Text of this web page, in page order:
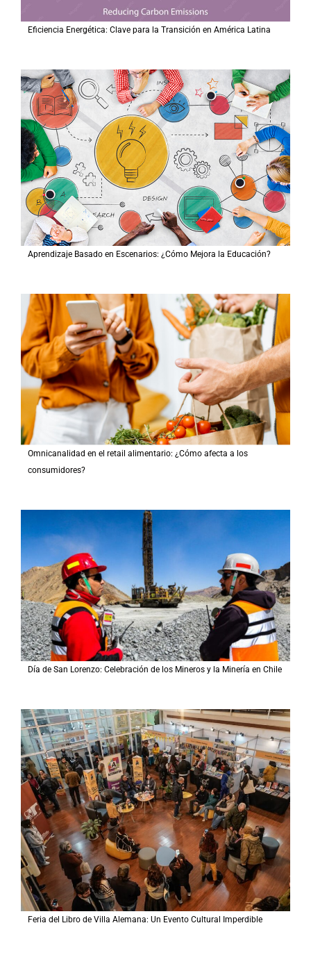
Eficiencia Energética: Clave para la Transición en América Latina
Aprendizaje Basado en Escenarios: ¿Cómo Mejora la Educación?
Omnicanalidad en el retail alimentario: ¿Cómo afecta a los
consumidores?
Día de San Lorenzo: Celebración de los Mineros y la Minería en Chile
Feria del Libro de Villa Alemana: Un Evento Cultural Imperdible